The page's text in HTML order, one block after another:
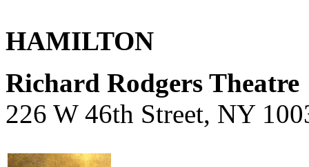
HAMILTON
Richard Rodgers Theatre
226 W 46th Street, NY